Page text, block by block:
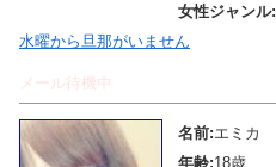
女性ジャンル:
水曜から旦那がいません
メール待機中
名前:エミカ
年齢:18歳